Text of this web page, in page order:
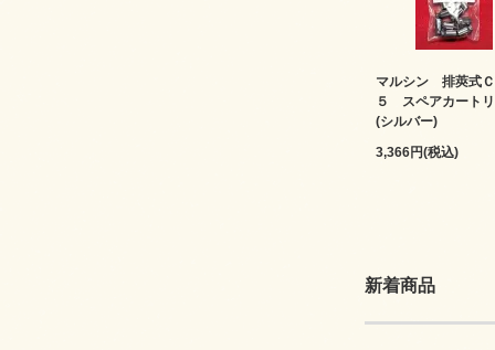
マルシン 排莢式
５ スペアカート
(シルバー)
3,366円(税込)
新着商品